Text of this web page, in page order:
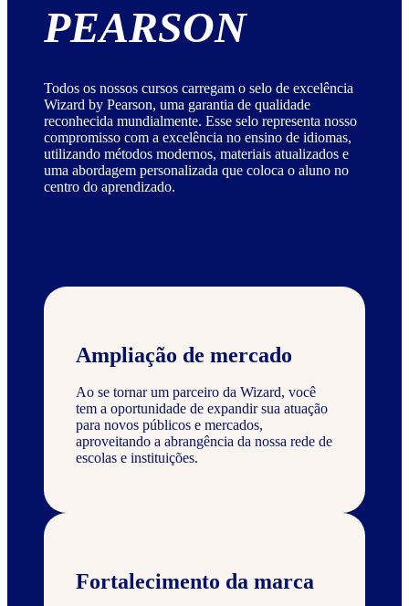
PEARSON
Todos os nossos cursos carregam o selo de excelência
Wizard by Pearson, uma garantia de qualidade
reconhecida mundialmente. Esse selo representa nosso
compromisso com a excelência no ensino de idiomas,
utilizando métodos modernos, materiais atualizados e
uma abordagem personalizada que coloca o aluno no
centro do aprendizado.
Ampliação de mercado
Ao se tornar um parceiro da Wizard, você
tem a oportunidade de expandir sua atuação
para novos públicos e mercados,
aproveitando a abrangência da nossa rede de
escolas e instituições.
Fortalecimento da marca